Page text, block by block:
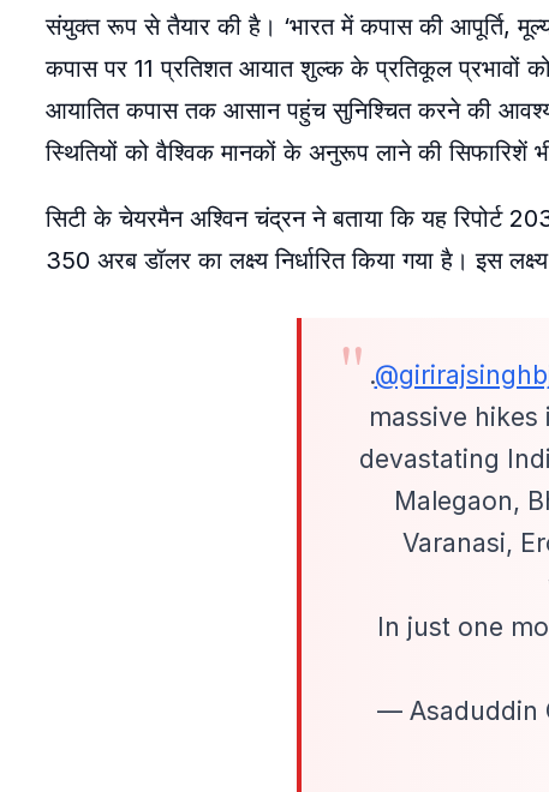
संयुक्त रूप से तैयार की है। ‘भारत में कपास की आपूर्ति, मूल्य
कपास पर 11 प्रतिशत आयात शुल्क के प्रतिकूल प्रभावों को
आयातित कपास तक आसान पहुंच सुनिश्चित करने की
स्थितियों को वैश्विक मानकों के अनुरूप लाने की सिफारिशें
सिटी के चेयरमैन अश्विन चंद्रन ने बताया कि यह रिपोर्ट
350 अरब डॉलर का लक्ष्य निर्धारित किया गया है। इस
.
massive hikes
devastating
Malegaon,
Varanasi,
In just one
— Asaduddin